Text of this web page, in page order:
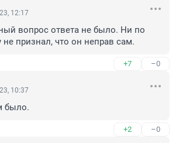
12:17
вопрос ответа не было. Ни по
признал, что он неправ сам.
+7 –0
10:37
было.
+2 –0